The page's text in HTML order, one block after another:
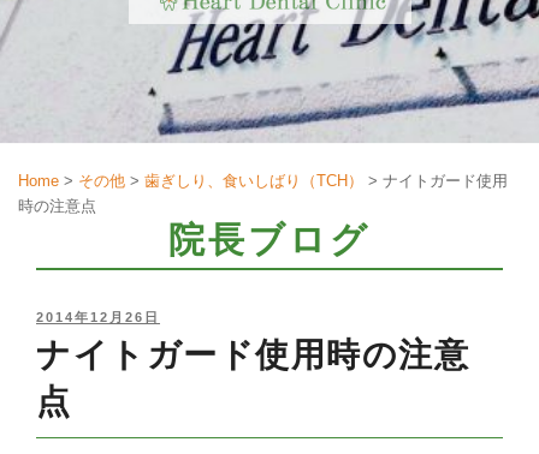
Home > その他 > 歯ぎしり、食いしばり（TCH） > ナイトガード使用
時の注意点
院長ブログ
POSTED
ON
2014年12月26日
ナイトガード使用時の注意
点